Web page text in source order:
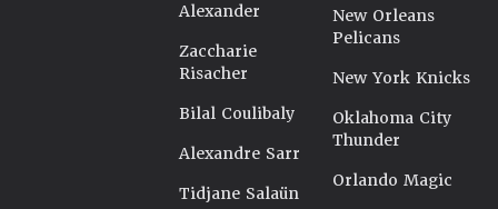
Alexander
Zaccharie
Risacher
Bilal Coulibaly
Alexandre Sarr
Tidjane Salaün
New Orleans
Pelicans
New York Knicks
Oklahoma City
Thunder
Orlando Magic